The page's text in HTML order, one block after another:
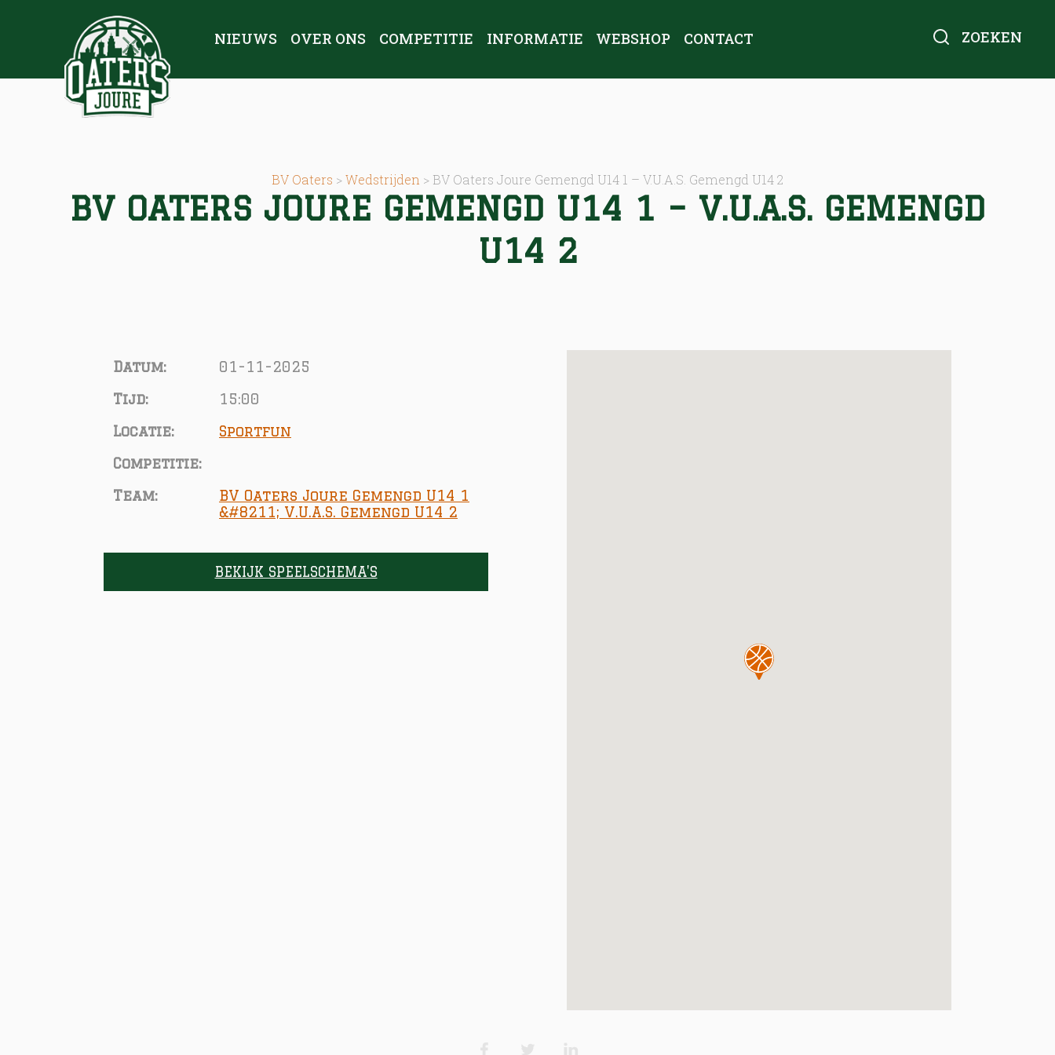
NIEUWS OVER ONS COMPETITIE INFORMATIE WEBSHOP CONTACT ZOEKEN
BV Oaters >Wedstrijden > BV Oaters Joure Gemengd U14 1 – V.U.A.S. Gemengd U14 2
BV OATERS JOURE GEMENGD U14 1 – V.U.A.S. GEMENGD
U14 2
Datum: 01-11-2025
Tijd: 15:00
Locatie: Sportfun
Competitie:
Team:
BV Oaters Joure Gemengd U14 1
&#8211; V.U.A.S. Gemengd U14 2
BEKIJK SPEELSCHEMA'S